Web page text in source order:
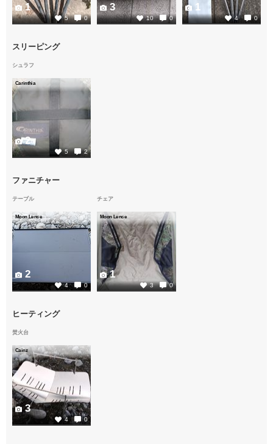
5 0
1
10 0
3
4 0
1
スリーピング
シュラフ
Carinthia
5 2
2
ファニチャー
テーブル
Moon Lence
4 0
2
チェア
Moon Lence
3 0
1
ヒーティング
焚火台
Cainz
4 0
3